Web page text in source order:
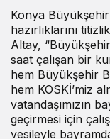
Konya
hazırlıklarını
Altay,
saat çalışan bir
hem Büyükşehir
hem KOSKİ’miz
vatandaşımızın
geçirmesi için
vesileyle